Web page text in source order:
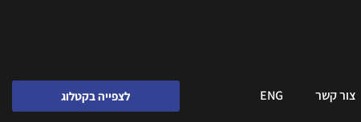
צור קשר ENG לצפייה בקטלוג